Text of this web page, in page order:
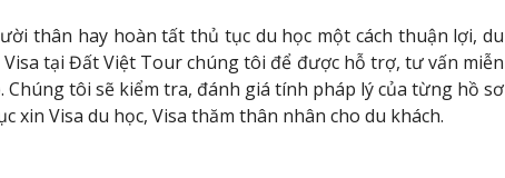
thân hay hoàn tất thủ tục du học một cách thuận lợi, du
Visa tại Đất Việt Tour chúng tôi để được hỗ trợ, tư vấn miễn
tôi sẽ kiểm tra, đánh giá tính pháp lý của từng hồ sơ
xin Visa du học, Visa thăm thân nhân cho du khách.